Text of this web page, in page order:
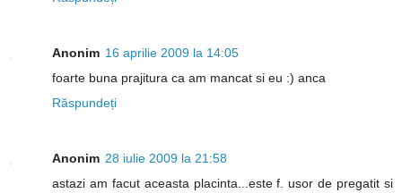
Anonim 16 aprilie 2009 la 14:05
foarte buna prajitura ca am mancat si eu :) anca
Răspundeți
Anonim 28 iulie 2009 la 21:58
astazi am facut aceasta placinta...este f. usor de pregatit si